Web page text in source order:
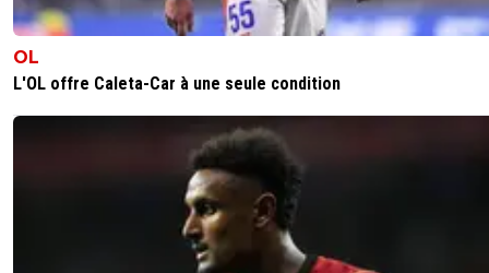
69dz 24 janvier 2021 à 10:24
Tout est a revoir tout
0+ Répondre
ol-e-progresso
Tentative de meurtre caractérisée. Ça ira un peu
Pas assez certainement, mais ça ira plus loin.
Répondre
OL
L'OL offre Caleta-Car à une seule condition